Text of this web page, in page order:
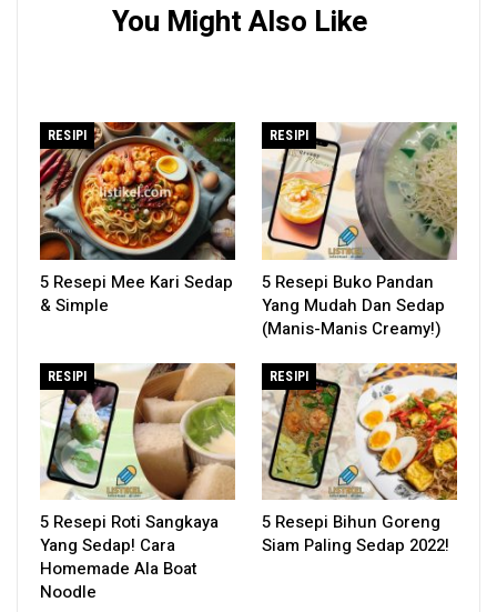
You Might Also Like
RESIPI
5 Resepi Mee Kari Sedap
& Simple
RESIPI
5 Resepi Buko Pandan
Yang Mudah Dan Sedap
(Manis-Manis Creamy!)
RESIPI
5 Resepi Roti Sangkaya
Yang Sedap! Cara
Homemade Ala Boat
Noodle
RESIPI
5 Resepi Bihun Goreng
Siam Paling Sedap 2022!